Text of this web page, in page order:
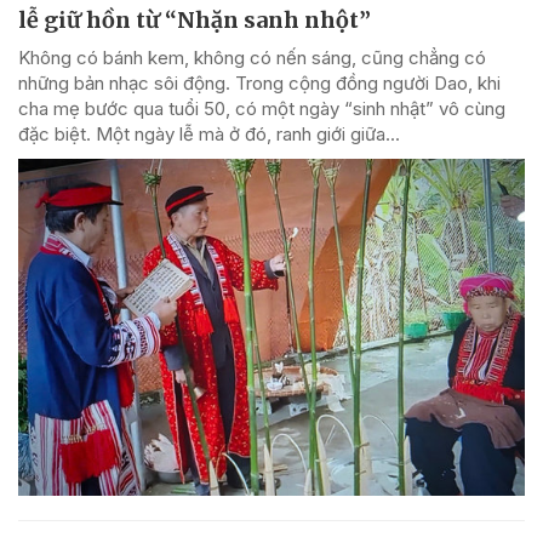
lễ giữ hồn từ “Nhặn sanh nhột”
Không có bánh kem, không có nến sáng, cũng chẳng có
những bản nhạc sôi động. Trong cộng đồng người Dao, khi
cha mẹ bước qua tuổi 50, có một ngày “sinh nhật” vô cùng
đặc biệt. Một ngày lễ mà ở đó, ranh giới giữa...